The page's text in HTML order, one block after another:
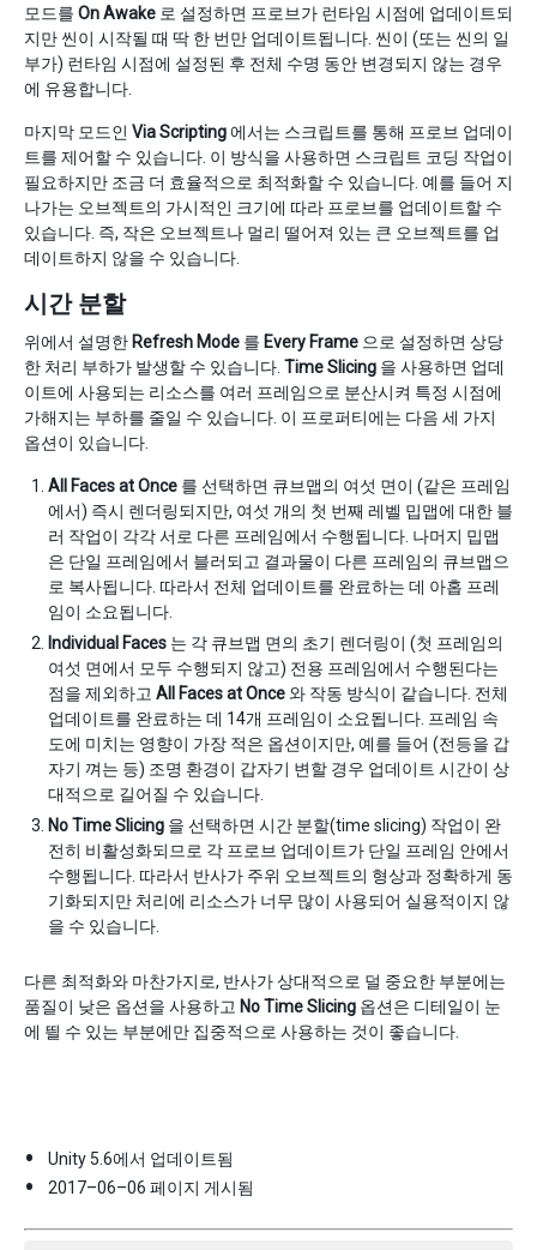
모드를 On Awake 로 설정하면 프로브가 런타임 시점에 업데이트되
지만 씬이 시작될 때 딱 한 번만 업데이트됩니다. 씬이 (또는 씬의 일
부가) 런타임 시점에 설정된 후 전체 수명 동안 변경되지 않는 경우
에 유용합니다.
마지막 모드인 Via Scripting에서는 스크립트를 통해 프로브 업데이
트를 제어할 수 있습니다. 이 방식을 사용하면 스크립트 코딩 작업이
필요하지만 조금 더 효율적으로 최적화할 수 있습니다. 예를 들어 지
나가는 오브젝트의 가시적인 크기에 따라 프로브를 업데이트할 수
있습니다. 즉, 작은 오브젝트나 멀리 떨어져 있는 큰 오브젝트를 업
데이트하지 않을 수 있습니다.
시간 분할
위에서 설명한 Refresh Mode 를 Every Frame 으로 설정하면 상당
한 처리 부하가 발생할 수 있습니다. Time Slicing 을 사용하면 업데
이트에 사용되는 리소스를 여러 프레임으로 분산시켜 특정 시점에
가해지는 부하를 줄일 수 있습니다. 이 프로퍼티에는 다음 세 가지
옵션이 있습니다.
All Faces at Once 를 선택하면 큐브맵의 여섯 면이 (같은 프레임
에서) 즉시 렌더링되지만, 여섯 개의 첫 번째 레벨 밉맵에 대한 블
러 작업이 각각 서로 다른 프레임에서 수행됩니다. 나머지 밉맵
은 단일 프레임에서 블러되고 결과물이 다른 프레임의 큐브맵으
로 복사됩니다. 따라서 전체 업데이트를 완료하는 데 아홉 프레
임이 소요됩니다.
Individual Faces 는 각 큐브맵 면의 초기 렌더링이 (첫 프레임의
여섯 면에서 모두 수행되지 않고) 전용 프레임에서 수행된다는
점을 제외하고 All Faces at Once와 작동 방식이 같습니다. 전체
업데이트를 완료하는 데 14개 프레임이 소요됩니다. 프레임 속
도에 미치는 영향이 가장 적은 옵션이지만, 예를 들어 (전등을 갑
자기 껴는 등) 조명 환경이 갑자기 변할 경우 업데이트 시간이 상
대적으로 길어질 수 있습니다.
No Time Slicing 을 선택하면 시간 분할(time slicing) 작업이 완
전히 비활성화되므로 각 프로브 업데이트가 단일 프레임 안에서
수행됩니다. 따라서 반사가 주위 오브젝트의 형상과 정확하게 동
기화되지만 처리에 리소스가 너무 많이 사용되어 실용적이지 않
을 수 있습니다.
다른 최적화와 마찬가지로, 반사가 상대적으로 덜 중요한 부분에는
품질이 낮은 옵션을 사용하고 No Time Slicing 옵션은 디테일이 눈
에 띌 수 있는 부분에만 집중적으로 사용하는 것이 좋습니다.
Unity 5.6에서 업데이트됨
2017–06–06 페이지 게시됨